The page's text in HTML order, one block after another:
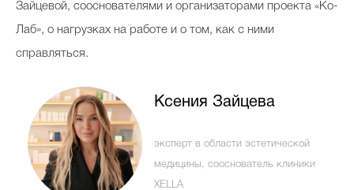
Вопрос эксперту
Бьютихакер / Мама-хакер
Зайцевой, сооснователями и организаторами проекта «‎Ко-
Лаб»‎, о нагрузках на работе и о том, как с ними
справляться.
Ксения Зайцева
эксперт в области эстетической
медицины, сооснователь клиники
XELLA